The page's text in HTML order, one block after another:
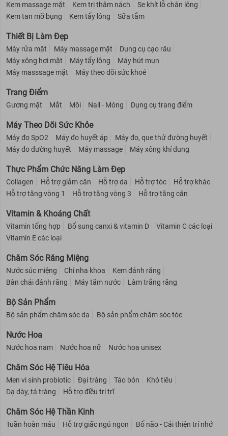
Kem massage mặt
Kem trị thâm nách
Se khít lỗ chân lông
Kem tan mỡ bụng
Kem tẩy lông Sữa tắm
Thiết Bị Làm Đẹp
Máy rửa mặt Máy massage mặt
Dụng cụ cạo râu
Máy xông hơi mặt
Máy tẩy lông
Máy hút mụn
Máy masssage mặt
Máy theo dõi sức khoẻ
Trang Điểm
Gương mặt Mắt Môi Nail - Móng Dụng cụ trang điểm
Máy Theo Dõi Sức Khỏe
Máy đo SpO2 Máy đo huyết áp
Máy đo, que thử đường huyết
Máy đo đường huyết
Máy massage Máy xông khí dung
Thực Phẩm Chức Năng Làm Đẹp
Collagen Hỗ trợ giảm cân Hỗ trợ da Hỗ trợ tóc
Hỗ trợ khác
Hỗ trợ tăng vòng 1
Hỗ trợ tăng vòng 3 Hỗ trợ tăng cân
Vitamin & Khoáng Chất
Vitamin tổng hợp Bổ sung canxi & vitamin D
Vitamin C các loại
Vitamin E các loại
Chăm Sóc Răng Miệng
Nước súc miệng Chỉ nha khoa
Kem đánh răng
Bàn chải đánh răng
Máy tăm nước Làm trắng răng
Bộ Sản Phẩm
Bộ sản phẩm chăm sóc da Bộ sản phẩm chăm sóc tóc
Nước Hoa
Nước hoa nam Nước hoa nữ Nước hoa unisex
Chăm Sóc Hệ Tiêu Hóa
Men vi sinh probiotic Đại tràng Táo bón
Khó tiêu
Dạ dày, tá tràng
Hỗ trợ điều trị trĩ
Chăm Sóc Hệ Thần Kinh
Tuần hoàn máu Hỗ trợ giấc ngủ ngon Bổ não - Cải thiện trí nhớ